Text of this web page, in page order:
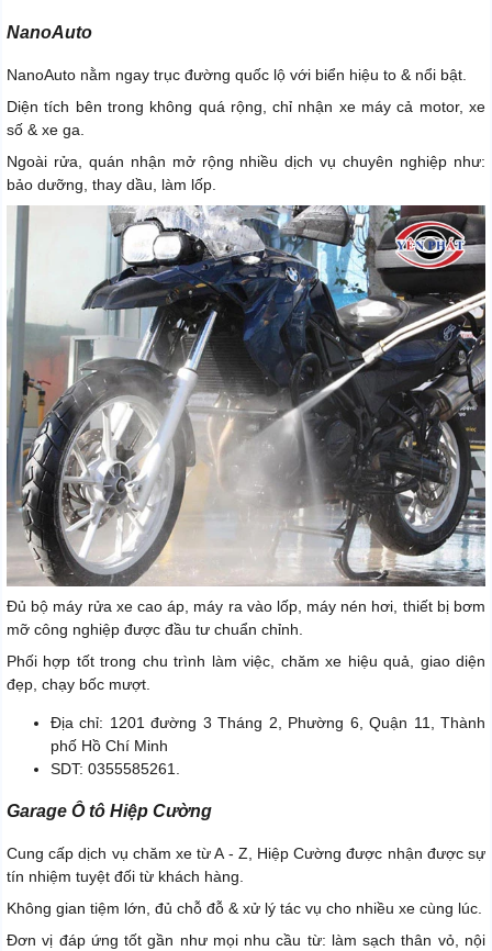
NanoAuto
NanoAuto nằm ngay trục đường quốc lộ với biển hiệu to & nổi bật.
Diện tích bên trong không quá rộng, chỉ nhận xe máy cả motor, xe
số & xe ga.
Ngoài rửa, quán nhận mở rộng nhiều dịch vụ chuyên nghiệp như:
bảo dưỡng, thay dầu, làm lốp.
Đủ bộ máy rửa xe cao áp, máy ra vào lốp, máy nén hơi, thiết bị bơm
mỡ công nghiệp được đầu tư chuẩn chỉnh.
Phối hợp tốt trong chu trình làm việc, chăm xe hiệu quả, giao diện
đẹp, chạy bốc mượt.
Địa chỉ: 1201 đường 3 Tháng 2, Phường 6, Quận 11, Thành
phố Hồ Chí Minh
SDT: 0355585261.
Garage Ô tô Hiệp Cường
Cung cấp dịch vụ chăm xe từ A - Z, Hiệp Cường được nhận được sự
tín nhiệm tuyệt đối từ khách hàng.
Không gian tiệm lớn, đủ chỗ đỗ & xử lý tác vụ cho nhiều xe cùng lúc.
Đơn vị đáp ứng tốt gần như mọi nhu cầu từ: làm sạch thân vỏ, nội